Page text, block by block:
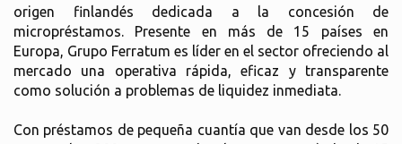
origen finlandés dedicada a la concesión de
micropréstamos. Presente en más de 15 países en
Europa, Grupo Ferratum es líder en el sector ofreciendo al
mercado una operativa rápida, eficaz y transparente
como solución a problemas de liquidez inmediata.
Con préstamos de pequeña cuantía que van desde los 50